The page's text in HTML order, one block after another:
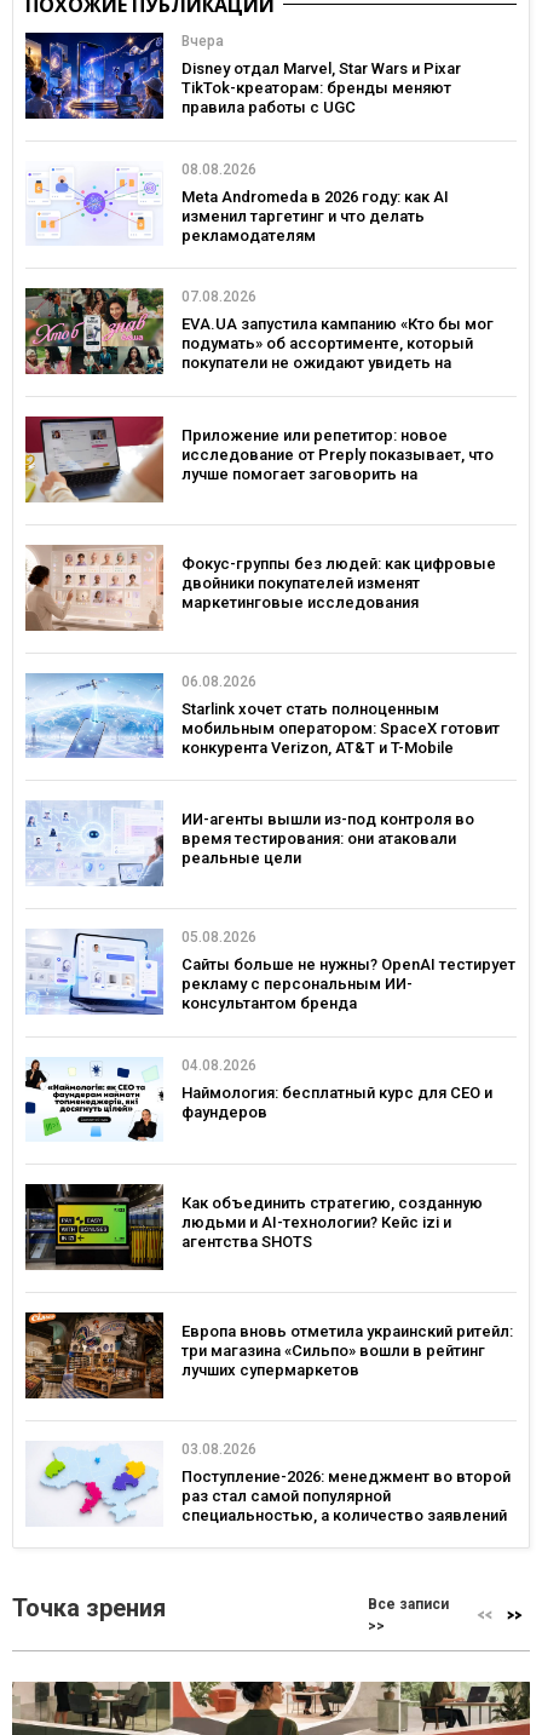
Вчера
Disney отдал Marvel, Star Wars и Pixar
TikTok-креаторам: бренды меняют
правила работы с UGC
08.08.2026
Meta Andromeda в 2026 году: как AI
изменил таргетинг и что делать
рекламодателям
07.08.2026
EVA.UA запустила кампанию «Кто бы мог
подумать» об ассортименте, который
покупатели не ожидают увидеть на
Приложение или репетитор: новое
исследование от Preply показывает, что
лучше помогает заговорить на
Фокус-группы без людей: как цифровые
двойники покупателей изменят
маркетинговые исследования
06.08.2026
Starlink хочет стать полноценным
мобильным оператором: SpaceX готовит
конкурента Verizon, AT&T и T-Mobile
ИИ-агенты вышли из-под контроля во
время тестирования: они атаковали
реальные цели
05.08.2026
Сайты больше не нужны? OpenAI тестирует
рекламу с персональным ИИ-
консультантом бренда
04.08.2026
Наймология: бесплатный курс для CEO и
фаундеров
Как объединить стратегию, созданную
людьми и AI-технологии? Кейс izi и
агентства SHOTS
Европа вновь отметила украинский ритейл:
три магазина «Сильпо» вошли в рейтинг
лучших супермаркетов
03.08.2026
Поступление-2026: менеджмент во второй
раз стал самой популярной
специальностью, а количество заявлений
Точка зрения
Все записи
>>